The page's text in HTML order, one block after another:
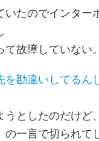
いたのでインター
故障していない。
を勘違いしてるん
うとしたのだけど
の一言で切られて